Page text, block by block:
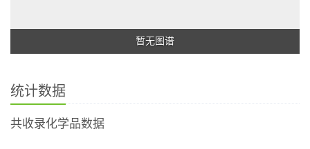
暂无图谱
统计数据
共收录化学品数据